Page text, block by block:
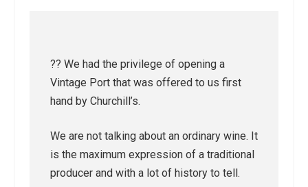
??​ We had the privilege of opening a
Vintage Port that was offered to us first
hand by Churchill’s.
We are not talking about an ordinary wine. It
is the maximum expression of a traditional
producer and with a lot of history to tell.